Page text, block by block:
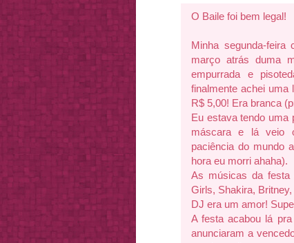
O Baile foi bem legal!
Minha segunda-
março atrás duma
empurrada e
finalmente achei uma
R$ 5,00! Era branca
Eu estava tendo uma
máscara e lá veio
paciência do mundo
hora eu morri ahaha).
As músicas da festa
Girls, Shakira,
DJ era um amor!
A festa acabou lá
anunciaram a